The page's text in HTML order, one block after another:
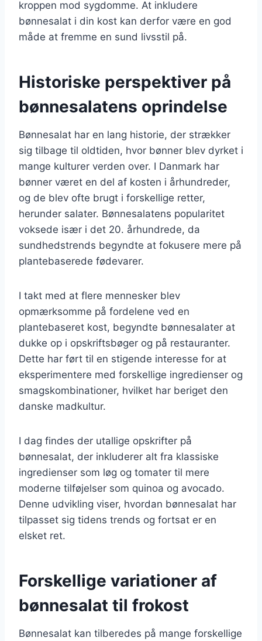
kroppen mod sygdomme. At inkludere
bønnesalat i din kost kan derfor være en god
måde at fremme en sund livsstil på.
Historiske perspektiver på
bønnesalatens oprindelse
Bønnesalat har en lang historie, der strækker
sig tilbage til oldtiden, hvor bønner blev dyrket i
mange kulturer verden over. I Danmark har
bønner været en del af kosten i århundreder,
og de blev ofte brugt i forskellige retter,
herunder salater. Bønnesalatens popularitet
voksede især i det 20. århundrede, da
sundhedstrends begyndte at fokusere mere på
plantebaserede fødevarer.
I takt med at flere mennesker blev
opmærksomme på fordelene ved en
plantebaseret kost, begyndte bønnesalater at
dukke op i opskriftsbøger og på restauranter.
Dette har ført til en stigende interesse for at
eksperimentere med forskellige ingredienser og
smagskombinationer, hvilket har beriget den
danske madkultur.
I dag findes der utallige opskrifter på
bønnesalat, der inkluderer alt fra klassiske
ingredienser som løg og tomater til mere
moderne tilføjelser som quinoa og avocado.
Denne udvikling viser, hvordan bønnesalat har
tilpasset sig tidens trends og fortsat er en
elsket ret.
Forskellige variationer af
bønnesalat til frokost
Bønnesalat kan tilberedes på mange forskellige